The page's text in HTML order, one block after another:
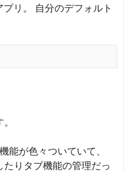
リ。 自分のデフォルト
能が色々ついていて、
りタブ機能の管理だっ